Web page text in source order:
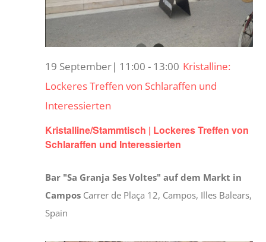
Kristalline/Stammtisch | Lockeres Treffen von
Schlaraffen und Interessierten
19 September| 11:00 - 13:00 Kristalline:
Lockeres Treffen von Schlaraffen und
Interessierten
Bar "Sa Granja Ses Voltes" auf dem Markt in
Campos Carrer de Plaça 12, Campos, Illes Balears,
Spain